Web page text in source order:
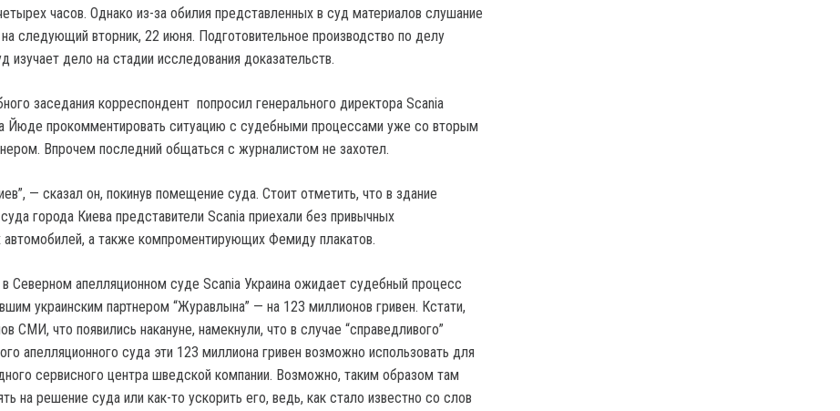
часов. Однако из-за обилия представленных в суд материалов слушание
следующий вторник, 22 июня. Подготовительное производство по делу
изучает дело на стадии исследования доказательств.
заседания корреспондент попросил генерального директора Scania
Йюде прокомментировать ситуацию с судебными процессами уже со вторым
Впрочем последний общаться с журналистом не захотел.
— сказал он, покинув помещение суда. Стоит отметить, что в здание
города Киева представители Scania приехали без привычных
автомобилей, а также компроментирующих Фемиду плакатов.
Северном апелляционном суде Scania Украина ожидает судебный процесс
украинским партнером “Журавлына” — на 123 миллионов гривен. Кстати,
СМИ, что появились накануне, намекнули, что в случае “справедливого”
апелляционного суда эти 123 миллиона гривен возможно использовать для
сервисного центра шведской компании. Возможно, таким образом там
на решение суда или как-то ускорить его, ведь, как стало известно со слов